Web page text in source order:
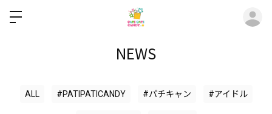
NEWS
ALL #PATIPATICANDY #パチキャン #アイドル